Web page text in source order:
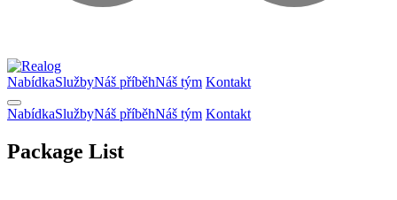
NabídkaSlužbyNáš příběhNáš tým Kontakt
NabídkaSlužbyNáš příběhNáš tým Kontakt
Package List